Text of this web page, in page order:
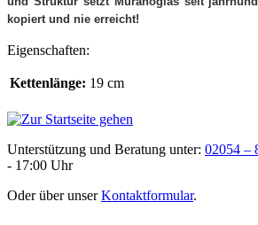
kopiert und nie erreicht!
Eigenschaften:
Kettenlänge: 19 cm
Unterstützung und Beratung unter: 02054 –
- 17:00 Uhr
Oder über unserKontaktformular.